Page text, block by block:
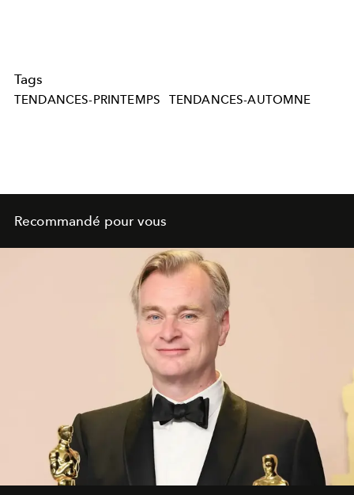
Tags
TENDANCES-PRINTEMPS TENDANCES-AUTOMNE
Recommandé pour vous